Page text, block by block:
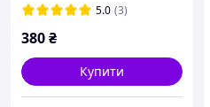
резервного копіювання
5.0 (3)
380₴
Купити